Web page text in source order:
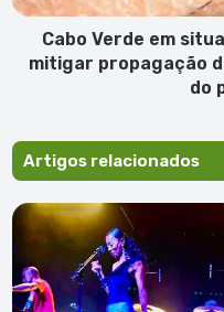
propagação
dengue
do
paludismo
Cabo Verde em
mitigar propagação
do
Artigos relacionados